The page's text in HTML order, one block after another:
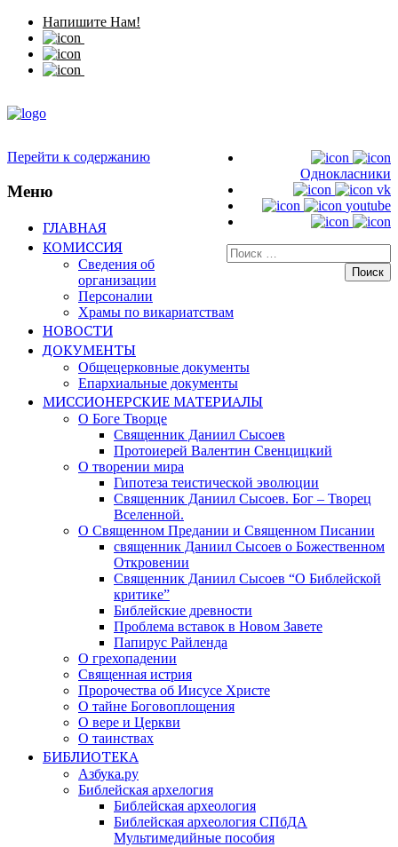
Напишите Нам!
Однокласники
vk
youtube
Искать:
Перейти к содержанию
Меню
ГЛАВНАЯ
КОМИССИЯ
Сведения об
организации
Персоналии
Храмы по викариатствам
НОВОСТИ
ДОКУМЕНТЫ
Общецерковные документы
Епархиальные документы
МИССИОНЕРСКИЕ МАТЕРИАЛЫ
О Боге Творце
Священник Даниил Сысоев
Протоиерей Валентин Свенцицкий
О творении мира
Гипотеза теистической эволюции
Священник Даниил Сысоев. Бог – Творец
Вселенной.
О Священном Предании и Священном Писании
священник Даниил Сысоев о Божественном
Откровении
Священник Даниил Сысоев “О Библейской
критике”
Библейские древности
Проблема вставок в Новом Завете
Папирус Райленда
О грехопадении
Священная истрия
Пророчества об Иисусе Христе
О тайне Боговоплощения
О вере и Церкви
О таинствах
БИБЛИОТЕКА
Азбука.ру
Библейская архелогия
Библейская археология
Библейская археология СПбДА
Мультимедийные пособия